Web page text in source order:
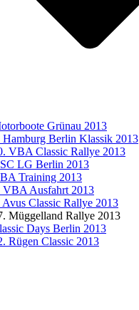
Grünau 2013
Hamburg Berlin Klassik 2013
VBA Classic Rallye 2013
LG Berlin 2013
Training 2013
VBA Ausfahrt 2013
Avus Classic Rallye 2013
Müggelland Rallye 2013
Days Berlin 2013
Rügen Classic 2013